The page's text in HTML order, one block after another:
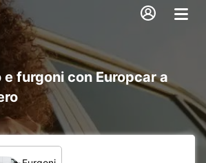
furgoni con Europcar a
di veicolo: